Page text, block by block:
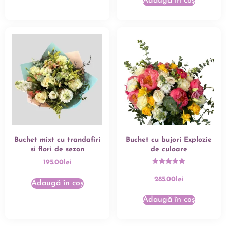
Buchet mixt cu trandafiri
si flori de sezon
195.00lei
Adaugă în coș
Buchet cu bujori Explozie
de culoare
5.00
din 5
285.00lei
Adaugă în coș